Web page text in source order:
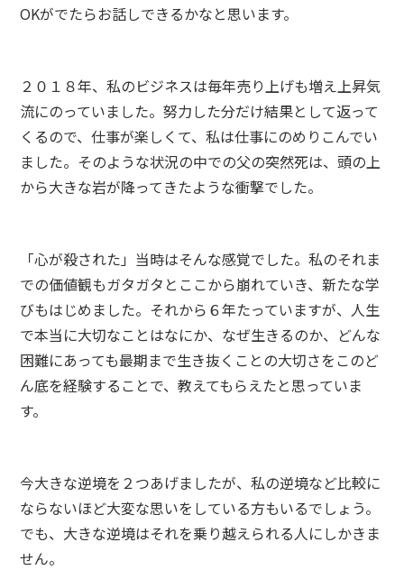
OKがでたらお話しできるかなと思います。
２０１８年、私のビジネスは毎年売り上げも増え上昇気
流にのっていました。努力した分だけ結果として返って
くるので、仕事が楽しくて、私は仕事にのめりこんでい
ました。そのような状況の中での父の突然死は、頭の上
から大きな岩が降ってきたような衝撃でした。
「心が殺された」当時はそんな感覚でした。私のそれま
での価値観もガタガタとここから崩れていき、新たな学
びもはじめました。それから６年たっていますが、人生
で本当に大切なことはなにか、なぜ生きるのか、どんな
困難にあっても最期まで生き抜くことの大切さをこのど
ん底を経験することで、教えてもらえたと思っていま
す。
今大きな逆境を２つあげましたが、私の逆境など比較に
ならないほど大変な思いをしている方もいるでしょう。
でも、大きな逆境はそれを乗り越えられる人にしかきま
せん。